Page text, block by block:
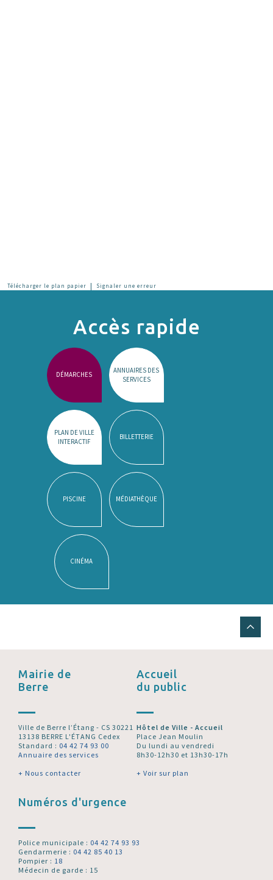
Télécharger le plan papier | Signaler une erreur
Accès rapide
DÉMARCHES
ANNUAIRES DES
SERVICES
PLAN DE VILLE
INTERACTIF
BILLETTERIE
PISCINE MÉDIATHÈQUE
CINÉMA
Mairie de
Berre
Ville de Berre l’Étang - CS 30221
13138 BERRE L'ÉTANG Cedex
Standard : 04 42 74 93 00
Annuaire des services
+ Nous contacter
Accueil
du public
Hôtel de Ville - Accueil
Place Jean Moulin
Du lundi au vendredi
8h30-12h30 et 13h30-17h
+ Voir sur plan
Numéros d'urgence
Police municipale : 04 42 74 93 93
Gendarmerie : 04 42 85 40 13
Pompier : 18
Médecin de garde : 15